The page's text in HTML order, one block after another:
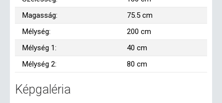
Magasság:
75.5 cm
Mélység:
200 cm
Mélység 1:
40 cm
Mélység 2:
80 cm
Képgaléria